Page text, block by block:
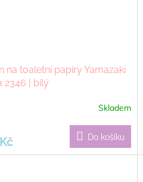
na toaletní papíry Yamazaki
2346 | bílý
Skladem
Do košíku